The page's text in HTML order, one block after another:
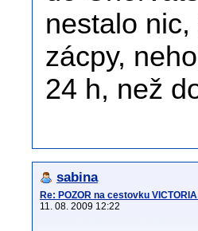
nestalo
zácpy,
24 h, než
sabina
Re: POZOR na cestovku
11. 08. 2009 12:22